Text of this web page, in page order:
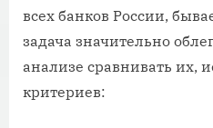
всех банков России,
задача значительно
анализе сравнивать их,
критериев: